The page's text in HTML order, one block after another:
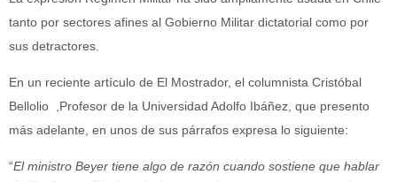
tanto por sectores afines al Gobierno Militar dictatorial como por
sus detractores.
En un reciente artículo de El Mostrador, el columnista Cristóbal
Bellolio ,Profesor de la Universidad Adolfo Ibáñez, que presento
más adelante, en unos de sus párrafos expresa lo siguiente:
“El ministro Beyer tiene algo de razón cuando sostiene que hablar